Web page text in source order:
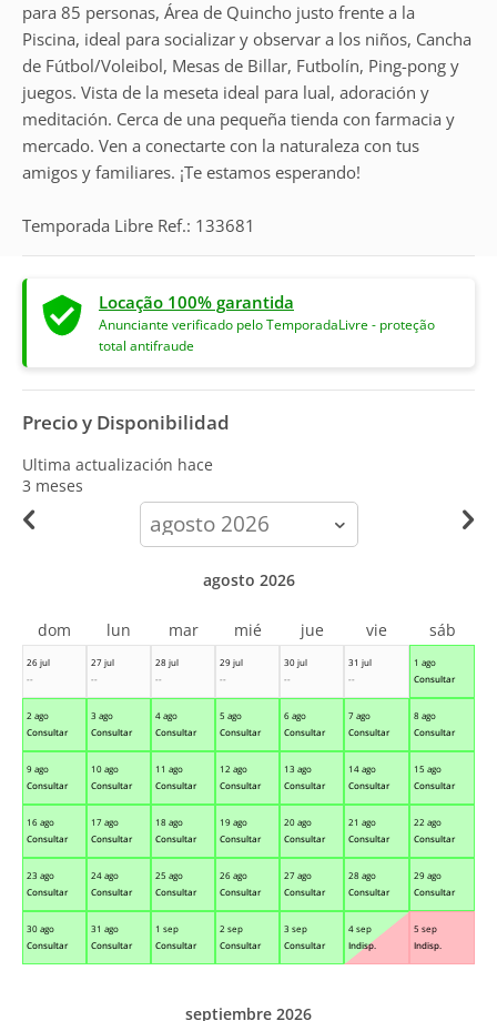
para 85 personas, Área de Quincho justo frente a la
Piscina, ideal para socializar y observar a los niños, Cancha
de Fútbol/Voleibol, Mesas de Billar, Futbolín, Ping-pong y
juegos. Vista de la meseta ideal para lual, adoración y
meditación. Cerca de una pequeña tienda con farmacia y
mercado. Ven a conectarte con la naturaleza con tus
amigos y familiares. ¡Te estamos esperando!
Temporada Libre Ref.: 133681
Locação 100% garantida
Anunciante verificado pelo TemporadaLivre - proteção
total antifraude
Precio y Disponibilidad
Ultima actualización hace
3 meses
calendar-
month
26 jul
--
27 jul
--
28 jul
--
29 jul
--
30 jul
--
31 jul
--
1 ago
Consultar
2 ago
Consultar
3 ago
Consultar
4 ago
Consultar
5 ago
Consultar
6 ago
Consultar
7 ago
Consultar
8 ago
Consultar
9 ago
Consultar
10 ago
Consultar
11 ago
Consultar
12 ago
Consultar
13 ago
Consultar
14 ago
Consultar
15 ago
Consultar
16 ago
Consultar
17 ago
Consultar
18 ago
Consultar
19 ago
Consultar
20 ago
Consultar
21 ago
Consultar
22 ago
Consultar
23 ago
Consultar
24 ago
Consultar
25 ago
Consultar
26 ago
Consultar
27 ago
Consultar
28 ago
Consultar
29 ago
Consultar
30 ago
Consultar
31 ago
Consultar
1 sep
Consultar
2 sep
Consultar
3 sep
Consultar
4 sep
Indisp.
5 sep
Indisp.
agosto 2026
dom lun mar mié jue vie sáb
septiembre 2026